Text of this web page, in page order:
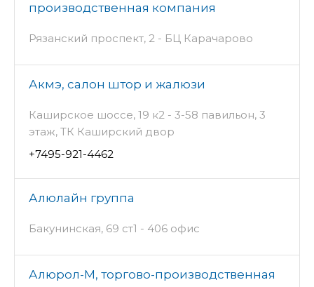
производственная компания
Рязанский проспект, 2 - БЦ Карачарово
Акмэ, салон штор и жалюзи
Каширское шоссе, 19 к2 - 3-58 павильон, 3
этаж, ТК Каширский двор
+7495-921-4462
Алюлайн группа
Бакунинская, 69 ст1 - 406 офис
Алюрол-М, торгово-производственная